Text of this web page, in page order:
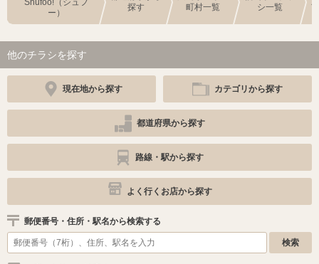
ー）
探す
町村一覧
シ一覧
他のチラシを探す
現在地から探す カテゴリから探す
都道府県から探す
路線・駅から探す
よく行くお店から探す
郵便番号・住所・駅名から検索する